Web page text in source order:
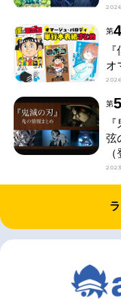
第4
オ
第5
弦